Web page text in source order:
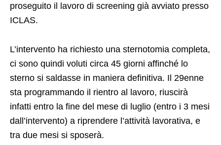
proseguito il lavoro di screening già avviato presso
ICLAS.
L’intervento ha richiesto una sternotomia completa,
ci sono quindi voluti circa 45 giorni affinché lo
sterno si saldasse in maniera definitiva. Il 29enne
sta programmando il rientro al lavoro, riuscirà
infatti entro la fine del mese di luglio (entro i 3 mesi
dall’intervento) a riprendere l’attività lavorativa, e
tra due mesi si sposerà.